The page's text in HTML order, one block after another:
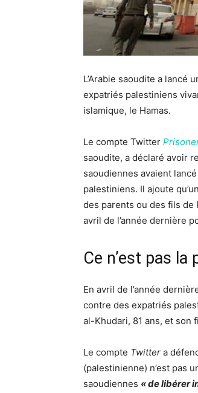
L’Arabie saoudite a lancé
expatriés palestiniens
islamique, le Hamas.
Le compte Twitter
saoudite, a déclaré avoir
saoudiennes avaient
palestiniens. Il ajoute
des parents ou des fils de
avril de l’année dernière
Ce n’est pas
En avril de l’année
contre des expatriés
al-Khudari, 81 ans, et son
Le compte Twitter a
(palestinienne) n’est pas
saoudiennes « de libérer